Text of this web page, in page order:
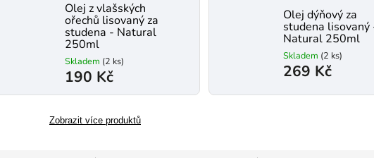
Olej z vlašských
ořechů lisovaný za
studena - Natural
250ml
Skladem (2 ks)
190 Kč
Olej dýňový za
studena lisovaný
Natural 250ml
Skladem (2 ks)
269 Kč
Zobrazit více produktů